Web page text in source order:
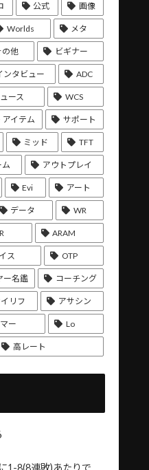
公式 画像
Worlds メタ
の他 ビギナー
ンタビュー ADC
ース WCS
アイテム サポート
ミッド TFT
ム アウトプレイ
Evi アート
データ WR
ARAM
ス OTP
ー名鑑 コーチング
リフ アサシン
ー Lo
高レート
1-8(8連敗)あたりで